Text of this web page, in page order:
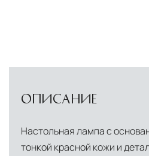
ОПИСАНИЕ
Настольная лампа с
тонкой красной кожи и